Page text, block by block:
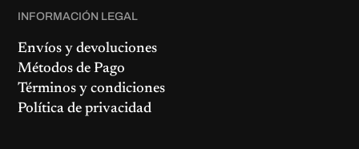
INFORMACIÓN LEGAL
Envíos y devoluciones
Métodos de Pago
Términos y condiciones
Política de privacidad